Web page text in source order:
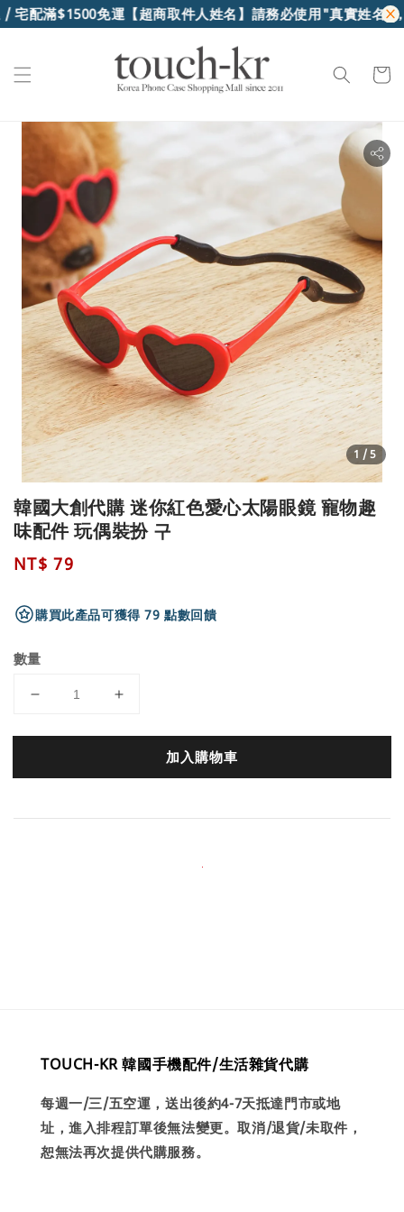
宅配滿$1500免運【超商取件人姓名】請務必使用"真實姓名"
1 /5
韓國大創代購 迷你紅色愛心太陽眼鏡 寵物趣
味配件 玩偶裝扮 구
Regular
NT$ 79
購買此產品可獲得 79 點數回饋
數量
加入購物車
TOUCH-KR 韓國手機配件/生活雜貨代購
每週一/三/五空運，送出後約4-7天抵達門市或地
址，進入排程訂單後無法變更。取消/退貨/未取件，
恕無法再次提供代購服務。